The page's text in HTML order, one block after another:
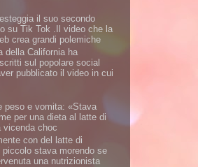
il suo secondo
su Tik Tok .Il video che la
crea grandi polemiche
della California ha
sul popolare social
pubblicato il video in cui
peso e vomita: «Stava
per una dieta al latte di
vicenda choc
con del latte di
piccolo stava morendo se
una nutrizionista